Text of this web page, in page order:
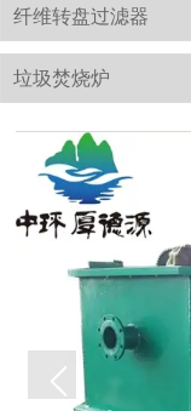
纤维转盘过滤器
垃圾焚烧炉